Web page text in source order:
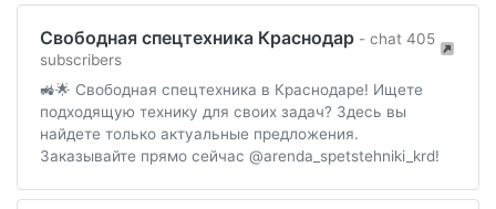
Свободная спецтехника Краснодар - chat 405
subscribers
🚜🌟 Свободная спецтехника в Краснодаре! Ищете
подходящую технику для своих задач? Здесь вы
найдете только актуальные предложения.
Заказывайте прямо сейчас @arenda_spetstehniki_krd!